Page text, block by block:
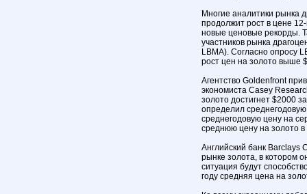
Многие аналитики рынка
продолжит рост в цене
новые ценовые рекорды.
участников рынка
LBMA). Согласно опросу
рост цен на золото выше
Агентство Goldenfront
экономиста Casey
золото достигнет $2000
определил
среднегодовую цену на
среднюю цену на золото
Английский банк Barclays
рынке золота, в котором
ситуация будут
году средняя цена на